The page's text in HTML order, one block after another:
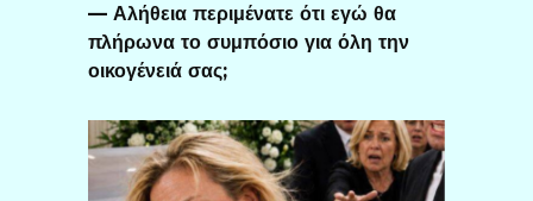
— Αλήθεια περιμένατε ότι εγώ θα
πλήρωνα το συμπόσιο για όλη την
οικογένειά σας;